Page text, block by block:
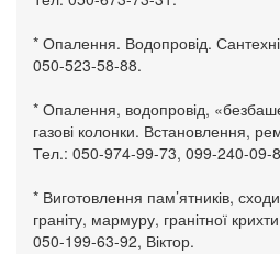
* Опалення. Водопровід.
050-523-58-88.
* Опалення, водопровід,
газові колонки. Встановлення,
Тел.: 050-974-99-73, 099-240-09-
* Виготовлення пам’ятників,
граніту, мармуру, гранітної
050-199-63-92, Віктор.